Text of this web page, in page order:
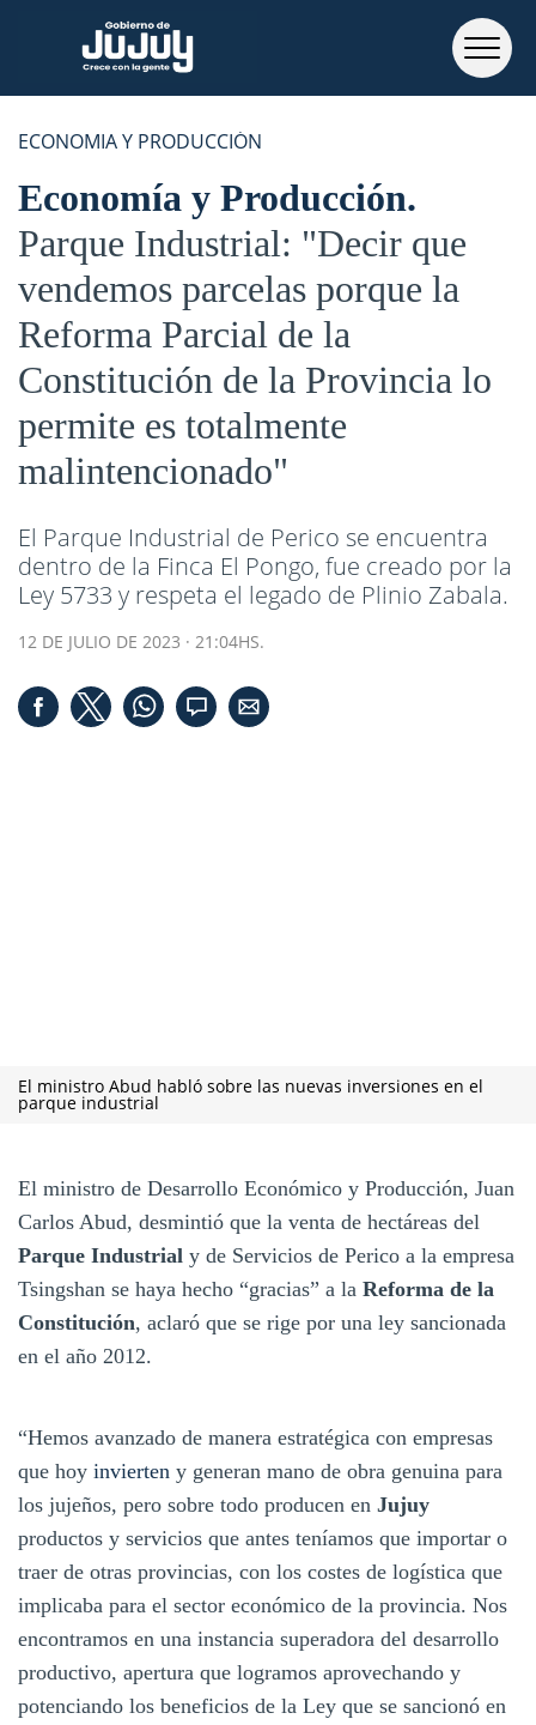
ECONOMIA Y PRODUCCIÓN
Economía y Producción
Parque Industrial: "Decir que
vendemos parcelas porque la
Reforma Parcial de la
Constitución de la Provincia lo
permite es totalmente
malintencionado"
El Parque Industrial de Perico se encuentra
dentro de la Finca El Pongo, fue creado por la
Ley 5733 y respeta el legado de Plinio Zabala.
12 DE JULIO DE 2023 · 21:04HS.
El ministro Abud habló sobre las nuevas inversiones en el
parque industrial
El ministro de Desarrollo Económico y Producción, Juan
Carlos Abud, desmintió que la venta de hectáreas del
Parque Industrial y de Servicios de Perico a la empresa
Tsingshan se haya hecho “gracias” a la Reforma de la
Constitución, aclaró que se rige por una ley sancionada
en el año 2012.
“Hemos avanzado de manera estratégica con empresas
que hoy invierten y generan mano de obra genuina para
los jujeños, pero sobre todo producen en Jujuy
productos y servicios que antes teníamos que importar o
traer de otras provincias, con los costes de logística que
implicaba para el sector económico de la provincia. Nos
encontramos en una instancia superadora del desarrollo
productivo, apertura que logramos aprovechando y
potenciando los beneficios de la Ley que se sancionó en